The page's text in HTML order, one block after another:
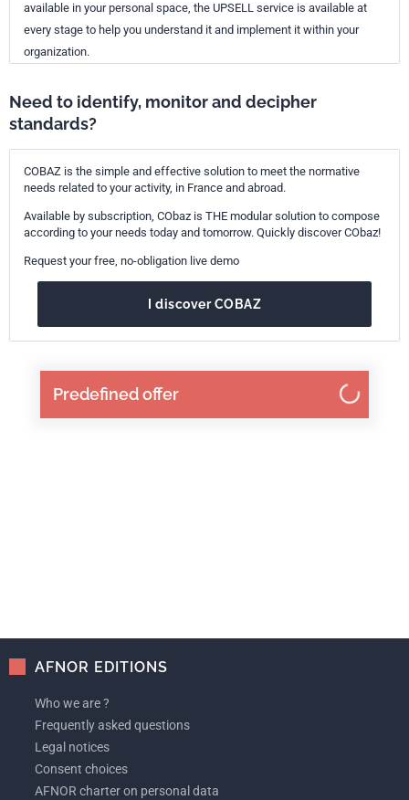
Predefined offer
available in your personal space, the UPSELL service is available at
every stage to help you understand it and implement it within your
organization.
Need to identify, monitor and decipher
standards?
COBAZ is the simple and effective solution to meet the normative
needs related to your activity, in France and abroad.
Available by subscription, CObaz is THE modular solution to compose
according to your needs today and tomorrow. Quickly discover CObaz!
Request your free, no-obligation live demo
I discover COBAZ
AFNOR EDITIONS
Who we are ?
Frequently asked questions
Legal notices
Consent choices
AFNOR charter on personal data